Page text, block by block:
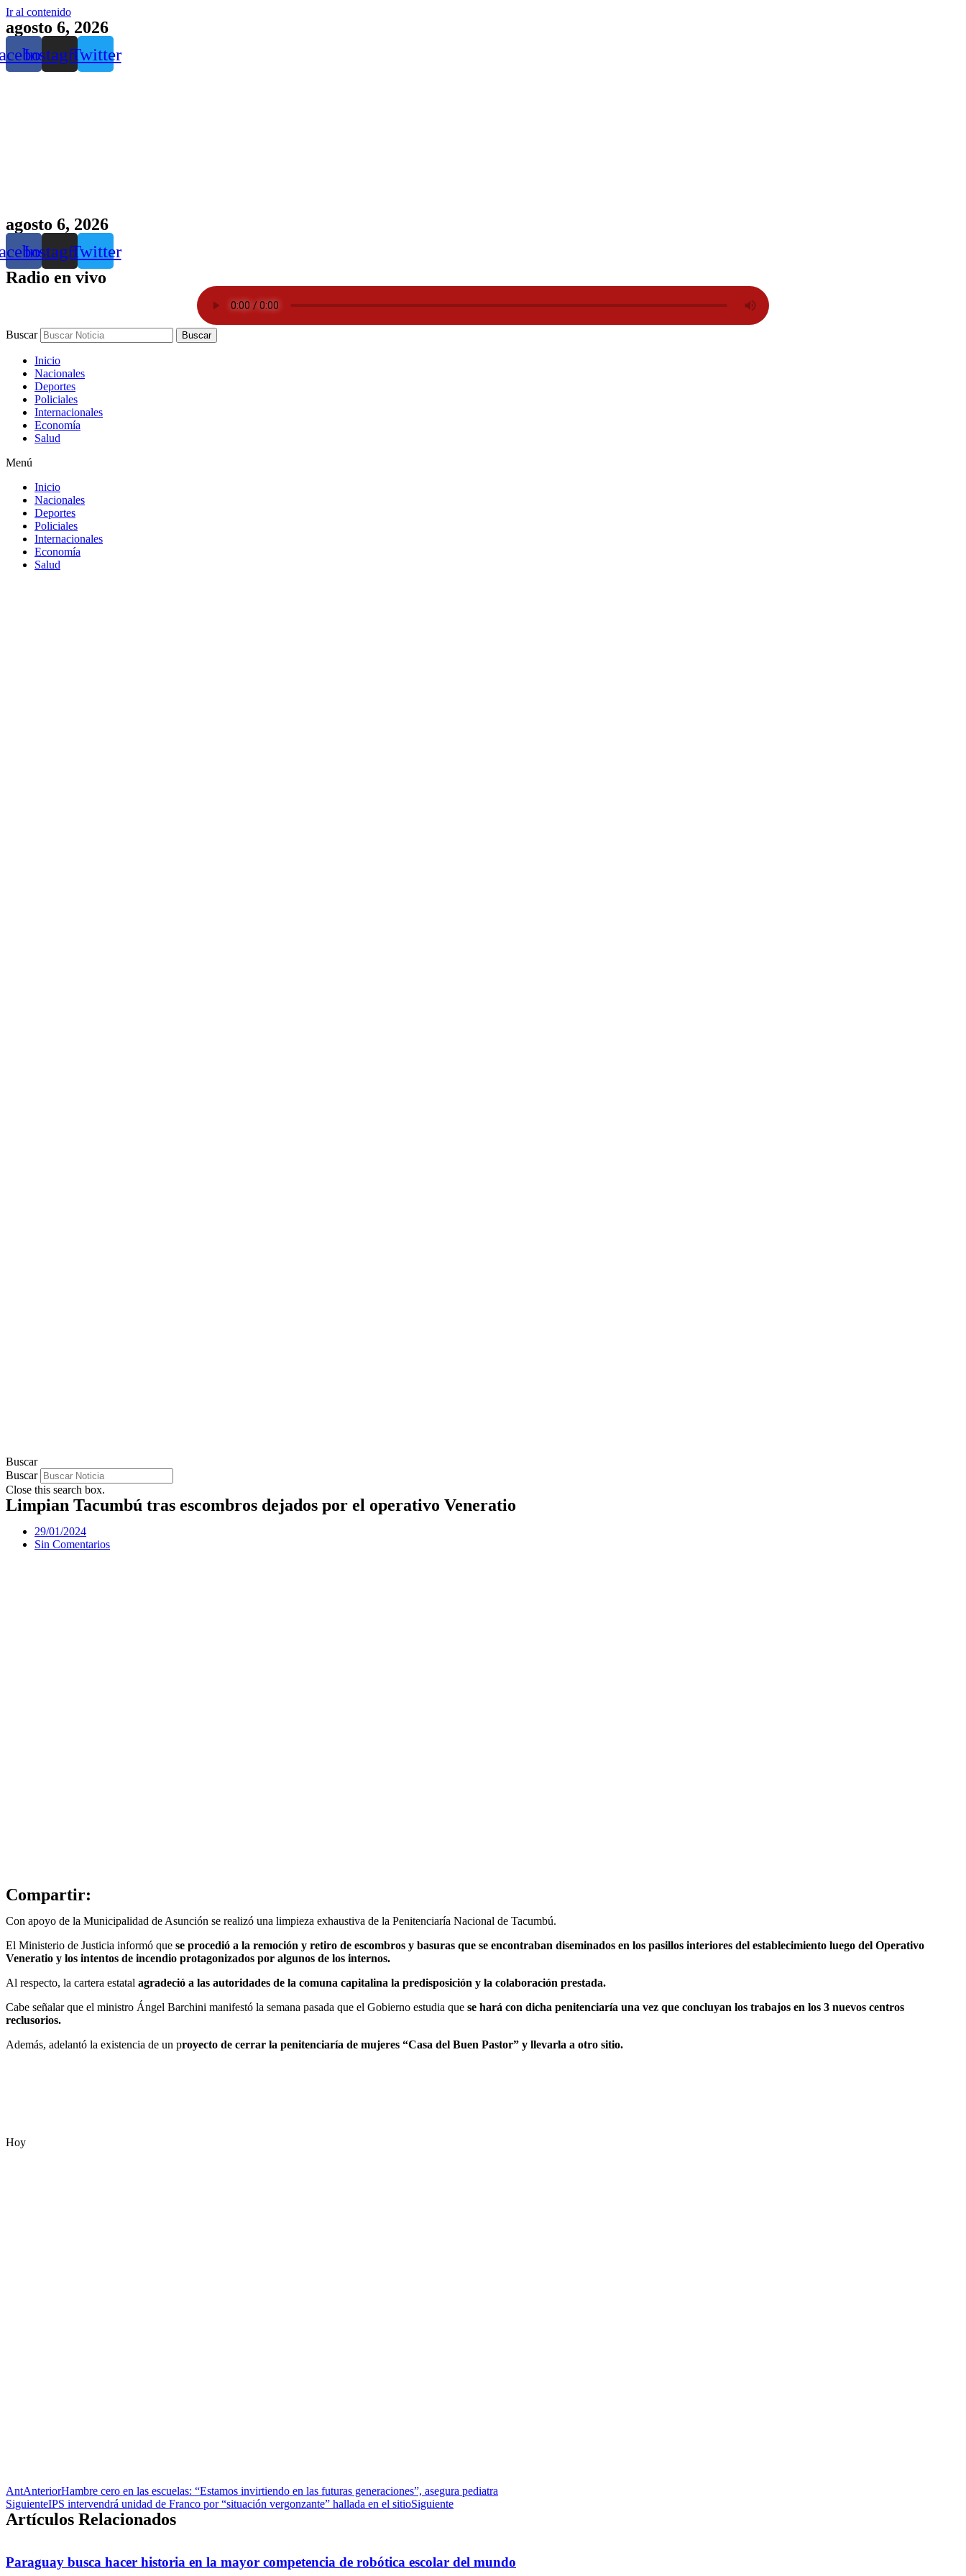
Ir al contenido
agosto 6, 2026
InstagramTwitter
agosto 6, 2026
InstagramTwitter
Radio en vivo
Buscar Buscar
Inicio
Nacionales
Deportes
Policiales
Internacionales
Economía
Salud
Menú
Inicio
Nacionales
Deportes
Policiales
Internacionales
Economía
Salud
Buscar
Buscar
Close this search box.
Limpian Tacumbú tras escombros dejados por el operativo Veneratio
29/01/2024
Sin Comentarios
Compartir:
Con apoyo de la Municipalidad de Asunción se realizó una limpieza exhaustiva de la Penitenciaría Nacional de Tacumbú.
El Ministerio de Justicia informó que se procedió a la remoción y retiro de escombros y basuras que se encontraban diseminados en los pasillos interiores del establecimiento luego del Operativo
Veneratio y los intentos de incendio protagonizados por algunos de los internos.
Al respecto, la cartera estatal agradeció a las autoridades de la comuna capitalina la predisposición y la colaboración prestada.
Cabe señalar que el ministro Ángel Barchini manifestó la semana pasada que el Gobierno estudia que se hará con dicha penitenciaría una vez que concluyan los trabajos en los 3 nuevos centros
reclusorios.
Además, adelantó la existencia de un proyecto de cerrar la penitenciaría de mujeres “Casa del Buen Pastor” y llevarla a otro sitio.
Hoy
AntAnteriorHambre cero en las escuelas: “Estamos invirtiendo en las futuras generaciones”, asegura pediatra
SiguienteIPS intervendrá unidad de Franco por “situación vergonzante” hallada en el sitioSiguiente
Artículos Relacionados
Paraguay busca hacer historia en la mayor competencia de robótica escolar del mundo